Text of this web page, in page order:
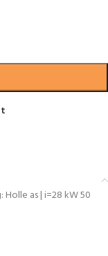
as | i=28 kW 50